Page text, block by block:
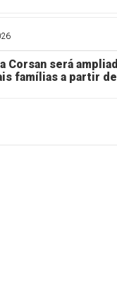
Corsan será
famílias a partir